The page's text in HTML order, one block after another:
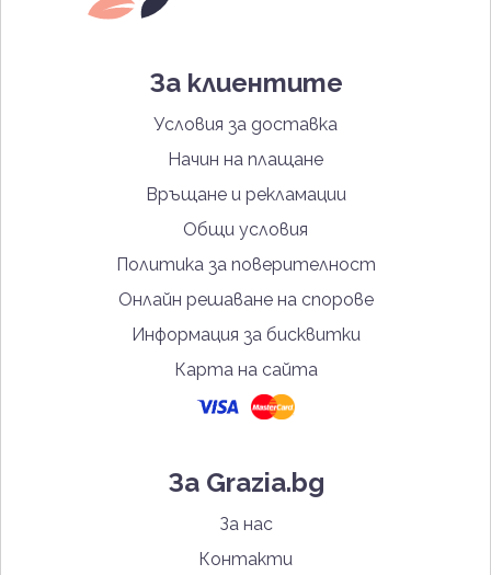
За клиентите
Условия за доставка
Начин на плащане
Връщане и рекламации
Общи условия
Политика за поверителност
Онлайн решаване на спорове
Информация за бисквитки
Карта на сайта
За Grazia.bg
За нас
Контакти